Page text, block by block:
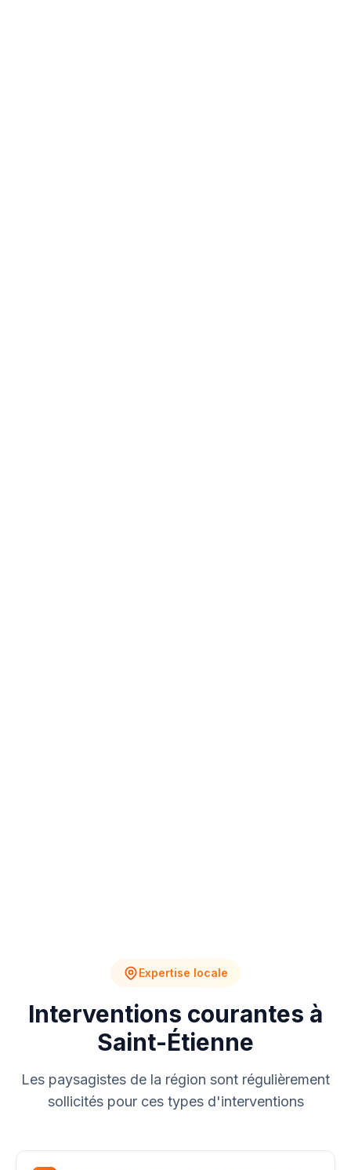
Expertise locale
Interventions courantes à
Saint-Étienne
Les paysagistes de la région sont régulièrement
sollicités pour ces types d'interventions